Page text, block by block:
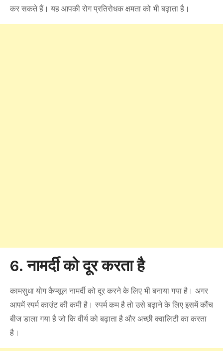
कर सकते हैं। यह आपकी रोग प्रतिरोधक क्षमता को भी बढ़ाता है।
6. नामर्दी को दूर करता है
कामसुधा योग कैप्सूल नामर्दी को दूर करने के लिए भी बनाया गया है। अगर
आपमें स्पर्म काउंट की कमी है। स्पर्म कम है तो उसे बढ़ाने के लिए इसमें कौंच
बीज डाला गया है जो कि वीर्य को बढ़ाता है और अच्छी क्वालिटी का करता
है।